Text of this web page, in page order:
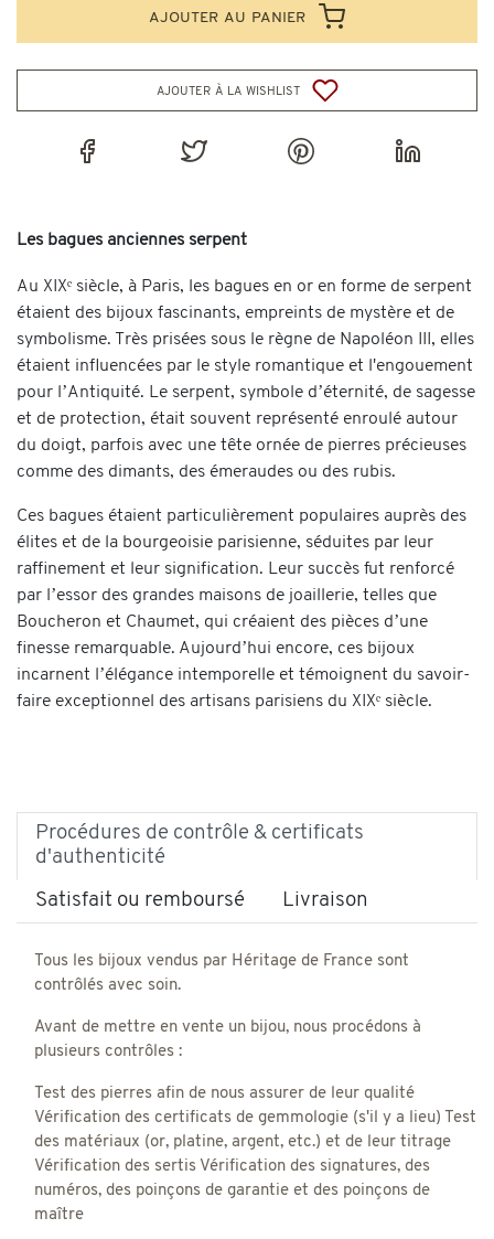
ajouter au panier
ajouter à la wishlist
Les bagues anciennes serpent
Au XIXᵉ siècle, à Paris, les bagues en or en forme de serpent
étaient des bijoux fascinants, empreints de mystère et de
symbolisme. Très prisées sous le règne de Napoléon III, elles
étaient influencées par le style romantique et l'engouement
pour l’Antiquité. Le serpent, symbole d’éternité, de sagesse
et de protection, était souvent représenté enroulé autour
du doigt, parfois avec une tête ornée de pierres précieuses
comme des dimants, des émeraudes ou des rubis.
Ces bagues étaient particulièrement populaires auprès des
élites et de la bourgeoisie parisienne, séduites par leur
raffinement et leur signification. Leur succès fut renforcé
par l’essor des grandes maisons de joaillerie, telles que
Boucheron et Chaumet, qui créaient des pièces d’une
finesse remarquable. Aujourd’hui encore, ces bijoux
incarnent l’élégance intemporelle et témoignent du savoir-
faire exceptionnel des artisans parisiens du XIXᵉ siècle.
Procédures de contrôle & certificats
d'authenticité
Satisfait ou remboursé Livraison
Tous les bijoux vendus par Héritage de France sont
contrôlés avec soin.
Avant de mettre en vente un bijou, nous procédons à
plusieurs contrôles :
Test des pierres afin de nous assurer de leur qualité
Vérification des certificats de gemmologie (s'il y a lieu) Test
des matériaux (or, platine, argent, etc.) et de leur titrage
Vérification des sertis Vérification des signatures, des
numéros, des poinçons de garantie et des poinçons de
maître